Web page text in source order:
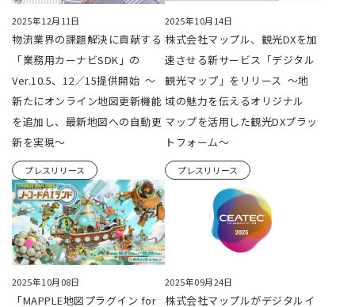
2025年12月11日
物流業界の課題解決に貢献する
「業務用カーナビSDK」の
Ver.10.5、12／15提供開始 ～
新たにオンライン地図更新機能
を追加し、最新地図への自動更
新を実現～
プレスリリース
2025年10月14日
株式会社マップル、観光DXを加
速させる新サービス「デジタル
観光マップ」をリリース ～地
域の魅力を伝えるオリジナル
マップを活用した観光DXプラッ
トフォーム～
プレスリリース
2025年10月08日
「MAPPLE地図プラグイン for
2025年09月24日
株式会社マップルがデジタルイ